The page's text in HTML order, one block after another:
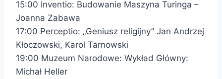
15:00 Inventio: Budowanie Maszyna Turinga –
Joanna Zabawa
17:00 Perceptio: „Geniusz religijny” Jan Andrzej
Kłoczowski, Karol Tarnowski
19:00 Muzeum Narodowe: Wykład Główny:
Michał Heller